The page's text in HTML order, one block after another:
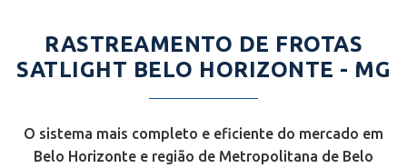
RASTREAMENTO DE FROTAS
SATLIGHT BELO HORIZONTE - MG
O sistema mais completo e eficiente do mercado em
Belo Horizonte e região de Metropolitana de Belo